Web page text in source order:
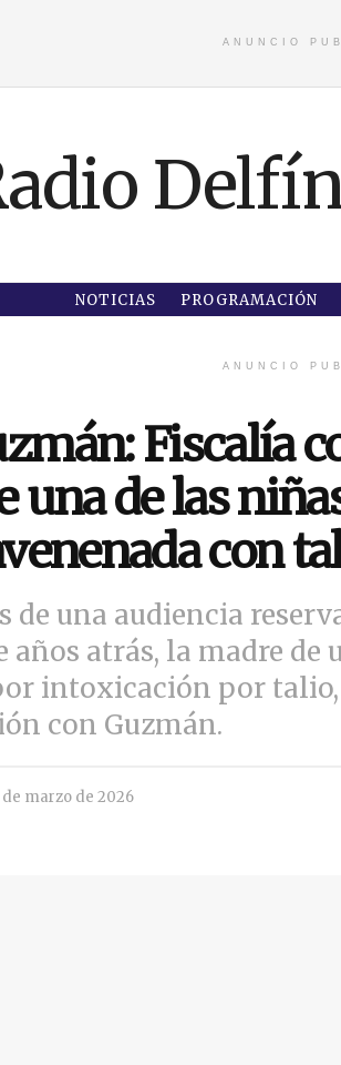
ANUNCIO
NOTICIAS PROGRAMACIÓN
ANUNCIO
Fiscalía
una de las
con
de una audiencia
años atrás, la madre de
intoxicación por
con Guzmán.
de marzo de 2026